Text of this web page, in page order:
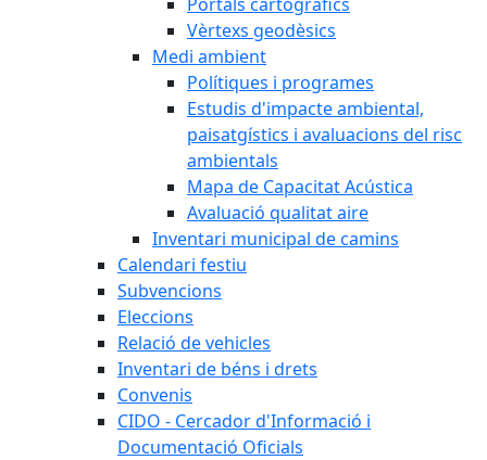
Vèrtexs geodèsics
Medi ambient
Polítiques i programes
Estudis d'impacte ambiental,
paisatgístics i avaluacions del risc
ambientals
Mapa de Capacitat Acústica
Avaluació qualitat aire
Inventari municipal de camins
Calendari festiu
Subvencions
Eleccions
Relació de vehicles
Inventari de béns i drets
Convenis
CIDO - Cercador d'Informació i
Documentació Oficials